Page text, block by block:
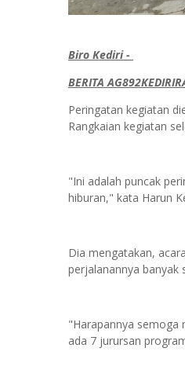
Biro Kediri -
BERITA
Peringatan kegiatan
Rangkaian kegiatan
"Ini adalah puncak
hiburan," kata Harun
Dia mengatakan,
perjalanannya banyak
"Harapannya semoga
ada 7 jurursan